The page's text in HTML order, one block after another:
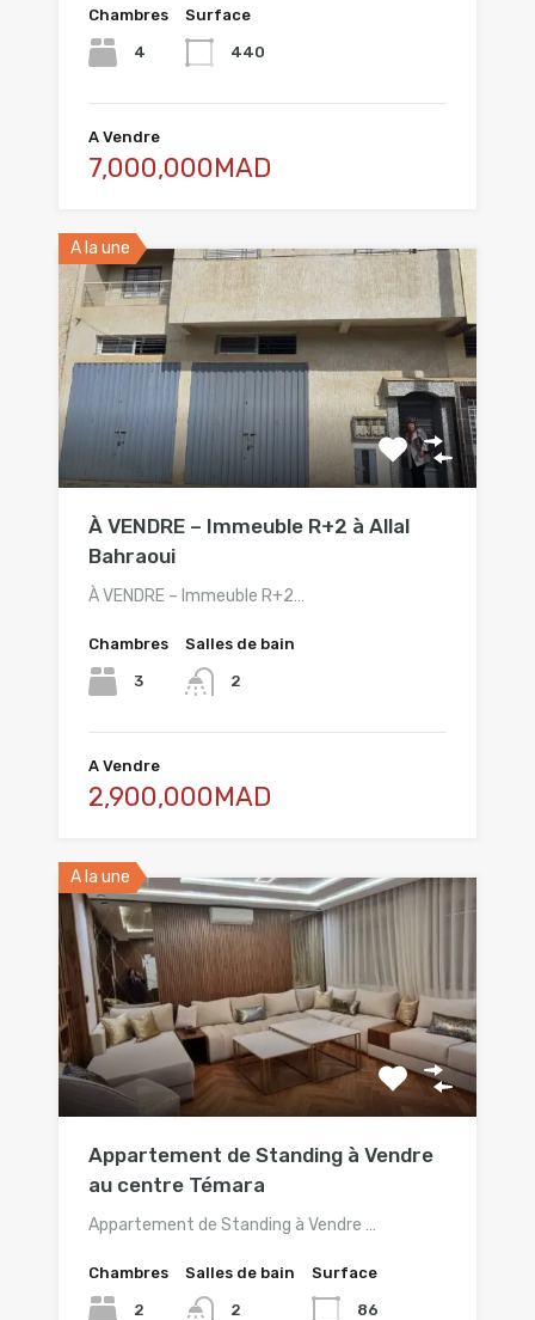
Chambres
4
Surface
440
A Vendre
7,000,000MAD
A la une
À VENDRE – Immeuble R+2 à Allal
Bahraoui
À VENDRE – Immeuble R+2…
Chambres
3
Salles de bain
2
A Vendre
2,900,000MAD
A la une
Appartement de Standing à Vendre
au centre Témara
Appartement de Standing à Vendre …
Chambres
2
Salles de bain
2
Surface
86